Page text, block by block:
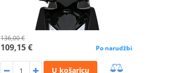
136,00 €
109,15 € Po narudžbi
U košaricu